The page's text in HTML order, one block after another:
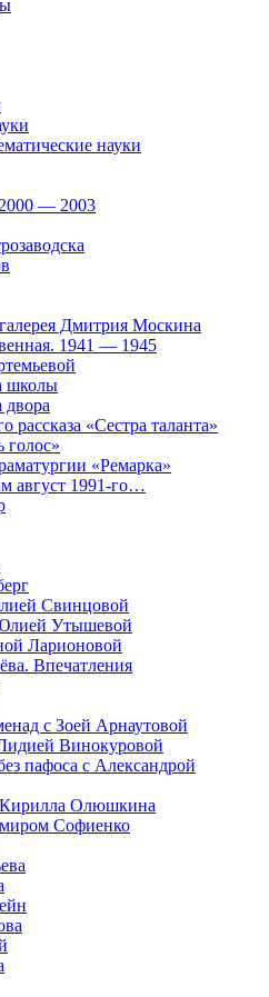
науки
— 2003
Дмитрия Москина
1941 — 1945
школы
двора
рассказа «Сестра таланта»
голос»
«Ремарка»
август 1991-го…
Свинцовой
Утышевой
Ларионовой
Впечатления
с Зоей Арнаутовой
Винокуровой
пафоса с Александрой
Олюшкина
Софиенко